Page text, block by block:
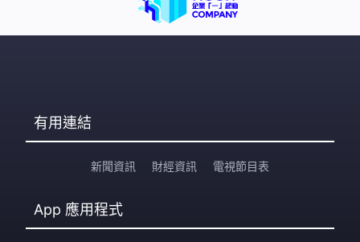
有用連結
新聞資訊 財經資訊 電視節目表
App 應用程式